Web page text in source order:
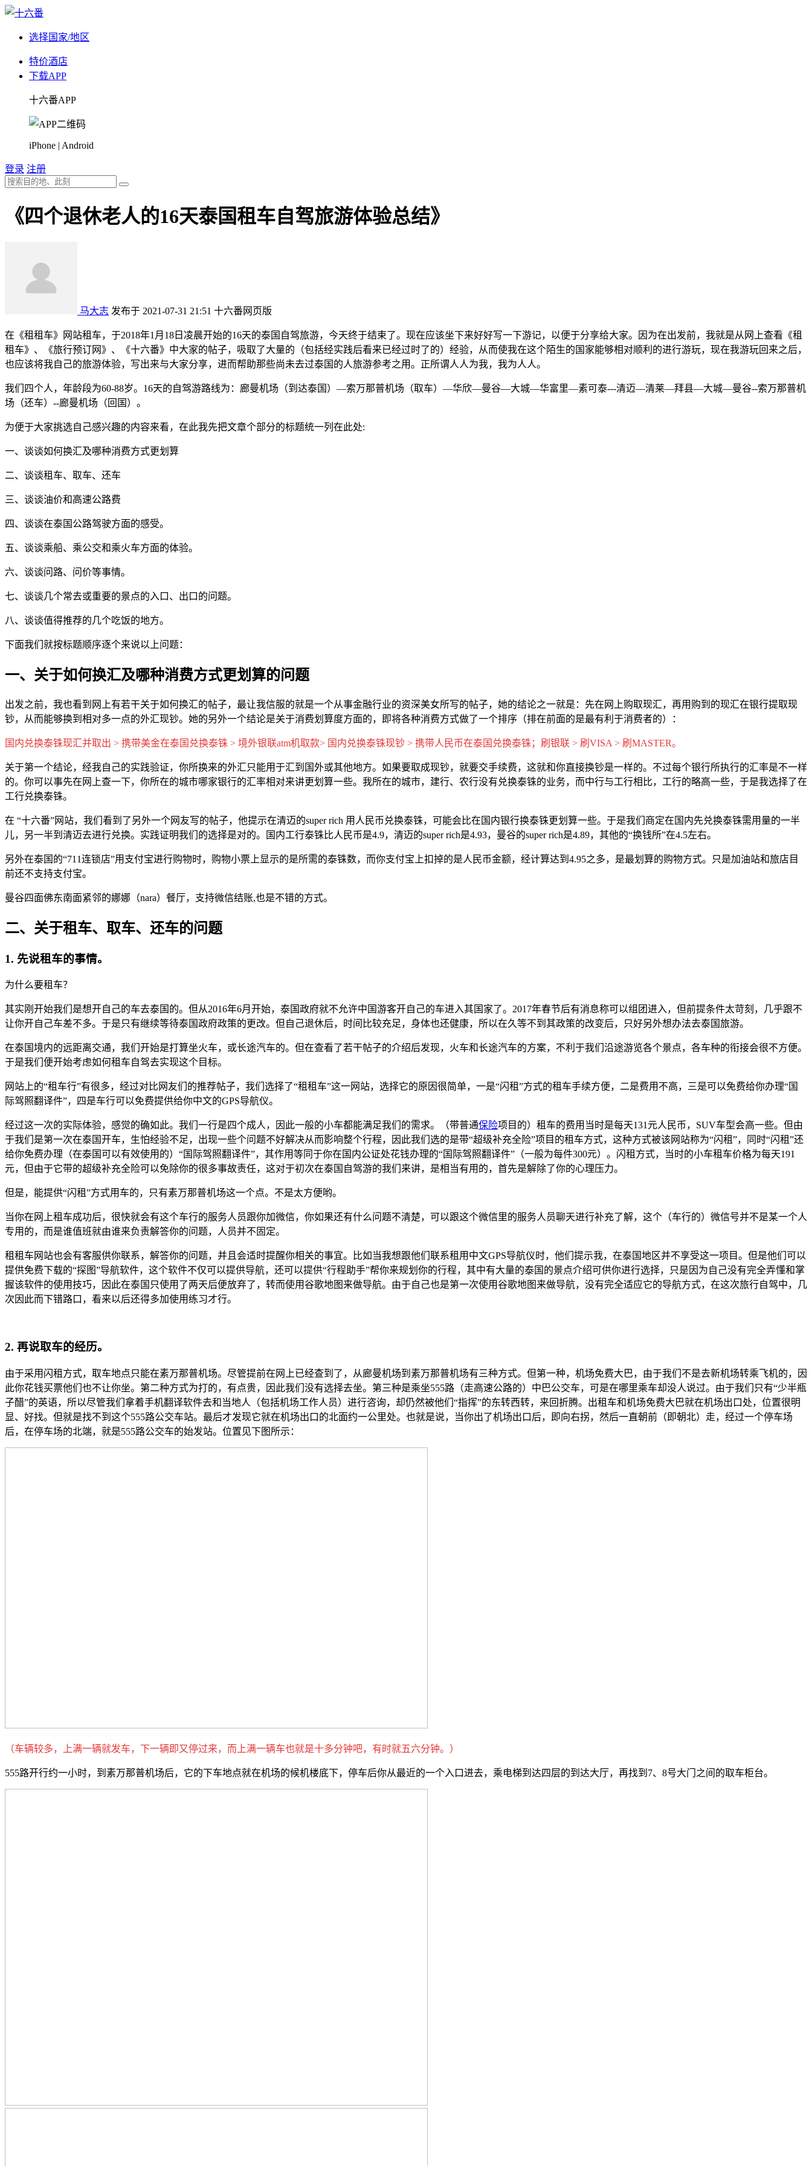
选择国家/地区
特价酒店
下载APP
十六番APP
iPhone | Android
登录 注册
《四个退休老人的16天泰国租车自驾旅游体验总结》
马大志 发布于 2021-07-31 21:51 十六番网页版
在《租租车》网站租车，于2018年1月18日凌晨开始的16天的泰国自驾旅游，今天终于结束了。现在应该坐下来好好写一下游记，以便于分享给大家。因为在出发前，我就是从网上查看《租
租车》、《旅行预订网》、《十六番》中大家的帖子，吸取了大量的（包括经实践后看来已经过时了的）经验，从而使我在这个陌生的国家能够相对顺利的进行游玩，现在我游玩回来之后，
也应该将我自己的旅游体验，写出来与大家分享，进而帮助那些尚未去过泰国的人旅游参考之用。正所谓人人为我，我为人人。
我们四个人，年龄段为60-88岁。16天的自驾游路线为：廊曼机场（到达泰国）—索万那普机场（取车）—华欣—曼谷—大城—华富里—素可泰---清迈—清莱—拜县—大城—曼谷--索万那普机
场（还车）--廊曼机场（回国）。
为便于大家挑选自己感兴趣的内容来看，在此我先把文章个部分的标题统一列在此处:
一、谈谈如何换汇及哪种消费方式更划算
二、谈谈租车、取车、还车
三、谈谈油价和高速公路费
四、谈谈在泰国公路驾驶方面的感受。
五、谈谈乘船、乘公交和乘火车方面的体验。
六、谈谈问路、问价等事情。
七、谈谈几个常去或重要的景点的入口、出口的问题。
八、谈谈值得推荐的几个吃饭的地方。
下面我们就按标题顺序逐个来说以上问题：
一、关于如何换汇及哪种消费方式更划算的问题
出发之前，我也看到网上有若干关于如何换汇的帖子，最让我信服的就是一个从事金融行业的资深美女所写的帖子，她的结论之一就是：先在网上购取现汇，再用购到的现汇在银行提取现
钞，从而能够换到相对多一点的外汇现钞。她的另外一个结论是关于消费划算度方面的，即将各种消费方式做了一个排序（排在前面的是最有利于消费者的）：
国内兑换泰铢现汇并取出 > 携带美金在泰国兑换泰铢 > 境外银联atm机取款> 国内兑换泰铢现钞 > 携带人民币在泰国兑换泰铢；刷银联 > 刷VISA > 刷MASTER。
关于第一个结论，经我自己的实践验证，你所换来的外汇只能用于汇到国外或其他地方。如果要取成现钞，就要交手续费，这就和你直接换钞是一样的。不过每个银行所执行的汇率是不一样
的。你可以事先在网上查一下，你所在的城市哪家银行的汇率相对来讲更划算一些。我所在的城市，建行、农行没有兑换泰铢的业务，而中行与工行相比，工行的略高一些，于是我选择了在
工行兑换泰铢。
在 “十六番”网站，我们看到了另外一个网友写的帖子，他提示在清迈的super rich 用人民币兑换泰铢，可能会比在国内银行换泰铢更划算一些。于是我们商定在国内先兑换泰铢需用量的一半
儿，另一半到清迈去进行兑换。实践证明我们的选择是对的。国内工行泰铢比人民币是4.9，清迈的super rich是4.93，曼谷的super rich是4.89，其他的“换钱所”在4.5左右。
另外在泰国的“711连锁店”用支付宝进行购物时，购物小票上显示的是所需的泰铢数，而你支付宝上扣掉的是人民币金额，经计算达到4.95之多，是最划算的购物方式。只是加油站和旅店目
前还不支持支付宝。
曼谷四面佛东南面紧邻的娜娜（nara）餐厅，支持微信结账,也是不错的方式。
二、关于租车、取车、还车的问题
1. 先说租车的事情。
为什么要租车？
其实刚开始我们是想开自己的车去泰国的。但从2016年6月开始，泰国政府就不允许中国游客开自己的车进入其国家了。2017年春节后有消息称可以组团进入，但前提条件太苛刻，几乎跟不
让你开自己车差不多。于是只有继续等待泰国政府政策的更改。但自己退休后，时间比较充足，身体也还健康，所以在久等不到其政策的改变后，只好另外想办法去泰国旅游。
在泰国境内的远距离交通，我们开始是打算坐火车，或长途汽车的。但在查看了若干帖子的介绍后发现，火车和长途汽车的方案，不利于我们沿途游览各个景点，各车种的衔接会很不方便。
于是我们便开始考虑如何租车自驾去实现这个目标。
网站上的“租车行”有很多，经过对比网友们的推荐帖子，我们选择了“租租车”这一网站，选择它的原因很简单，一是“闪租”方式的租车手续方便，二是费用不高，三是可以免费给你办理“国
际驾照翻译件”，四是车行可以免费提供给你中文的GPS导航仪。
经过这一次的实际体验，感觉的确如此。我们一行是四个成人，因此一般的小车都能满足我们的需求。（带普通保险项目的）租车的费用当时是每天131元人民币，SUV车型会高一些。但由
于我们是第一次在泰国开车，生怕经验不足，出现一些个问题不好解决从而影响整个行程，因此我们选的是带“超级补充全险”项目的租车方式，这种方式被该网站称为“闪租”，同时“闪租”还
给你免费办理（在泰国可以有效使用的）“国际驾照翻译件”，其作用等同于你在国内公证处花钱办理的“国际驾照翻译件”（一般为每件300元）。闪租方式，当时的小车租车价格为每天191
元，但由于它带的超级补充全险可以免除你的很多事故责任，这对于初次在泰国自驾游的我们来讲，是相当有用的，首先是解除了你的心理压力。
但是，能提供“闪租”方式用车的，只有素万那普机场这一个点。不是太方便哟。
当你在网上租车成功后，很快就会有这个车行的服务人员跟你加微信，你如果还有什么问题不清楚，可以跟这个微信里的服务人员聊天进行补充了解，这个（车行的）微信号并不是某一个人
专用的，而是谁值班就由谁来负责解答你的问题，人员并不固定。
租租车网站也会有客服供你联系，解答你的问题，并且会适时提醒你相关的事宜。比如当我想跟他们联系租用中文GPS导航仪时，他们提示我，在泰国地区并不享受这一项目。但是他们可以
提供免费下载的“探图”导航软件，这个软件不仅可以提供导航，还可以提供“行程助手”帮你来规划你的行程，其中有大量的泰国的景点介绍可供你进行选择，只是因为自己没有完全弄懂和掌
握该软件的使用技巧，因此在泰国只使用了两天后便放弃了，转而使用谷歌地图来做导航。由于自己也是第一次使用谷歌地图来做导航，没有完全适应它的导航方式，在这次旅行自驾中，几
次因此而下错路口，看来以后还得多加使用练习才行。
2. 再说取车的经历。
由于采用闪租方式，取车地点只能在素万那普机场。尽管提前在网上已经查到了，从廊曼机场到素万那普机场有三种方式。但第一种，机场免费大巴，由于我们不是去新机场转乘飞机的，因
此你花钱买票他们也不让你坐。第二种方式为打的，有点贵，因此我们没有选择去坐。第三种是乘坐555路（走高速公路的）中巴公交车，可是在哪里乘车却没人说过。由于我们只有“少半瓶
子醋”的英语，所以尽管我们拿着手机翻译软件去和当地人（包括机场工作人员）进行咨询，却仍然被他们“指挥”的东转西转，来回折腾。出租车和机场免费大巴就在机场出口处，位置很明
显、好找。但就是找不到这个555路公交车站。最后才发现它就在机场出口的北面约一公里处。也就是说，当你出了机场出口后，即向右拐，然后一直朝前（即朝北）走，经过一个停车场
后，在停车场的北端，就是555路公交车的始发站。位置见下图所示：
（车辆较多，上满一辆就发车，下一辆即又停过来，而上满一辆车也就是十多分钟吧，有时就五六分钟。）
555路开行约一小时，到素万那普机场后，它的下车地点就在机场的候机楼底下，停车后你从最近的一个入口进去，乘电梯到达四层的到达大厅，再找到7、8号大门之间的取车柜台。